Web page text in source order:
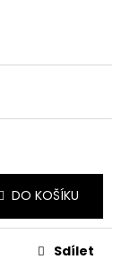
DO KOŠÍKU
Sdílet